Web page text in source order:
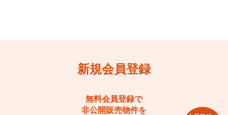
新規会員登録
無料会員登録で
非公開販売物件を